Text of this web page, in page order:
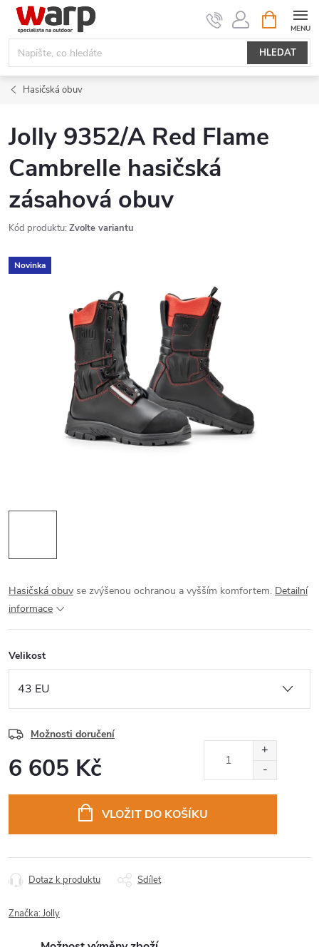
Přejít
obsah
HLEDAT
NÁKUPNÍ
KOŠÍK
Hasičská obuv
Jolly 9352/A Red Flame
Cambrelle hasičská
zásahová obuv
Kód produktu: Zvolte variantu
Novinka
Hasičská obuv se zvýšenou ochranou a vyšším komfortem. Detailní
informace
Velikost
Možnosti doručení
6 605 Kč
VLOŽIT DO KOŠÍKU
Dotaz k produktu Sdílet
Značka:Jolly